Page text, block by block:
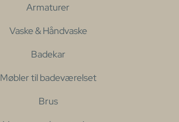
Armaturer
Vaske & Håndvaske
Badekar
Møbler til badeværelset
Brus